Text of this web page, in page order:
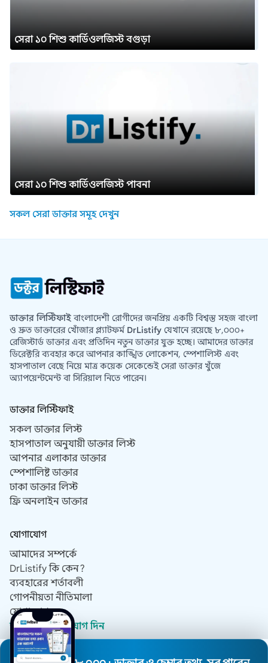
সেরা ১০ শিশু কার্ডিওলজিস্ট বগুড়া
সেরা ১০ শিশু কার্ডিওলজিস্ট পাবনা
সকল সেরা ডাক্তার সমূহ দেখুন
ডাক্তার লিস্টিফাইবাংলাদেশী রোগীদের জনপ্রিয় একটি বিশ্বস্ত সহজ বাংলা
ও দ্রুত ডাক্তারের খোঁজার প্ল্যাটফর্ম DrListify যেখানে রয়েছে ৮,০০০+
রেজিস্টার্ড ডাক্তার এবং প্রতিদিন নতুন ডাক্তার যুক্ত হচ্ছে। আমাদের ডাক্তার
ডিরেক্টরি ব্যবহার করে আপনার কাঙ্খিত লোকেশন, স্পেশালিস্ট এবং
হাসপাতাল বেছে নিয়ে মাত্র কয়েক সেকেন্ডেই সেরা ডাক্তার খুঁজে
অ্যাপয়েন্টমেন্ট বা সিরিয়াল নিতে পারেন।
ডাক্তার লিস্টিফাই
সকল ডাক্তার লিস্ট
হাসপাতাল অনুযায়ী ডাক্তার লিস্ট
আপনার এলাকার ডাক্তার
স্পেশালিষ্ট ডাক্তার
ঢাকা ডাক্তার লিস্ট
ফ্রি অনলাইন ডাক্তার
যোগাযোগ
আমাদের সম্পর্কে
DrListify কি কেন?
ব্যবহারের শর্তাবলী
গোপনীয়তা নীতিমালা
যোগাযোগ
ডাক্তার হিসেবে যোগ দিন